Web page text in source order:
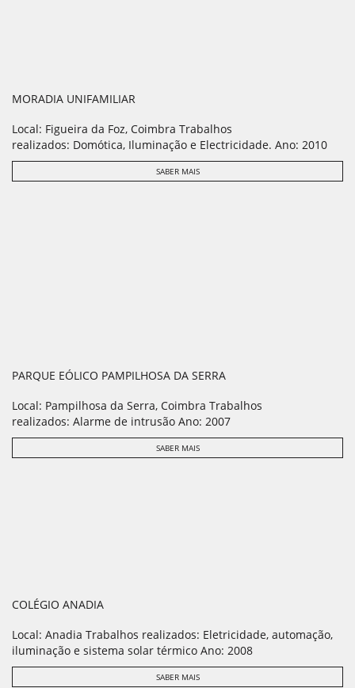
MORADIA UNIFAMILIAR
Local: Figueira da Foz, Coimbra Trabalhos
realizados: Domótica, Iluminação e Electricidade. Ano: 2010
SABER MAIS
PARQUE EÓLICO PAMPILHOSA DA SERRA
Local: Pampilhosa da Serra, Coimbra Trabalhos
realizados: Alarme de intrusão Ano: 2007
SABER MAIS
COLÉGIO ANADIA
Local: Anadia Trabalhos realizados: Eletricidade, automação,
iluminação e sistema solar térmico Ano: 2008
SABER MAIS